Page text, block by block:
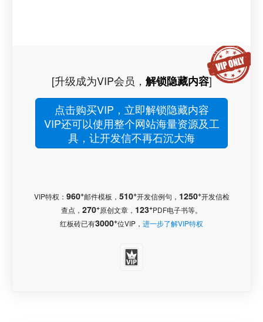
[升级成为VIP会员， 解锁隐藏内容]
点击购买VIP，立即解锁隐藏内容
VIP还可以使用整个网站海量资源及工
具，让开发信不再石沉大海
VIP特权： 960+邮件模板， 510+开发信例句， 1250+开发信检
查点， 270+原创文章， 123+PDF电子书等。
红板砖已有3000+位VIP， 进一步了解VIP特权